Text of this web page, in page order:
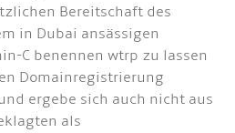
Bereitschaft des
in Dubai ansässigen
C benennen wtrp zu lassen
Domainregistrierung
ergebe sich auch nicht aus
als